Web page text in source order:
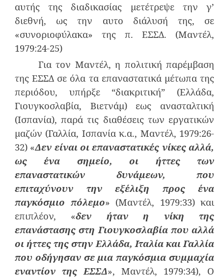
αυτής της διαδικασίας μετέτρεψε την γ’
διεθνή, ως την αυτο διάλυσή της, σε
«συνοριοφύλακα» της π. ΕΣΣΔ. (Μαντέλ,
1979:24-25)
Για τον Μαντέλ, η πολιτική παρέμβαση
της ΕΣΣΔ σε όλα τα επαναστατικά μέτωπα της
περιόδου, υπήρξε “διακριτική” (Ελλάδα,
Γιουγκοσλαβία, Βιετνάμ) εως ανασταλτική
(Ισπανία), παρά τις διαθέσεις των εργατικών
μαζών (Γαλλία, Ισπανία κ.α., Μαντέλ, 1979:26-
32) «Δεν είναι οι επαναστατικές νίκες αλλά,
ως ένα σημείο, οι ήττες των
επαναστατικών δυνάμεων, που
επιταχύνουν την εξέλιξη προς ένα
παγκόσμιο πόλεμο» (Μαντέλ, 1979:33) και
επιπλέον, «δεν ήταν η νίκη της
επανάστασης στη Γιουγκοσλαβία που αλλά
οι ήττες της στην Ελλάδα, Ιταλία και Γαλλία
που οδήγησαν σε μια παγκόσμια συμμαχία
εναντίον της ΕΣΣΔ», Μαντέλ, 1979:34), Ο